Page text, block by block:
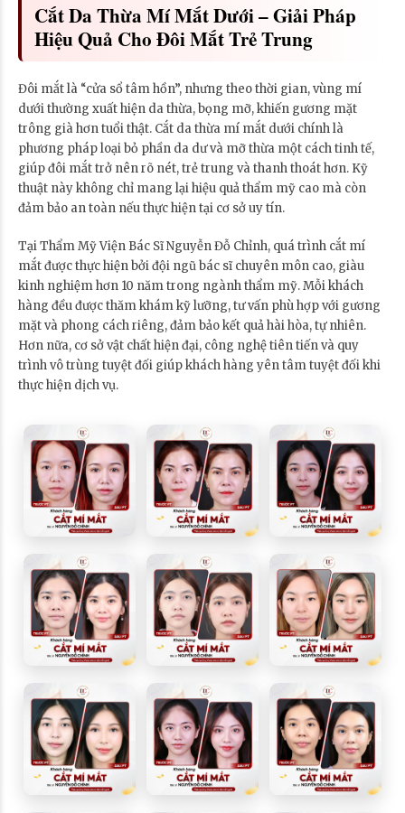
Cắt Da Thừa Mí Mắt Dưới – Giải Pháp
Hiệu Quả Cho Đôi Mắt Trẻ Trung
Đôi mắt là “cửa sổ tâm hồn”, nhưng theo thời gian, vùng mí
dưới thường xuất hiện da thừa, bọng mỡ, khiến gương mặt
trông già hơn tuổi thật. Cắt da thừa mí mắt dưới chính là
phương pháp loại bỏ phần da dư và mỡ thừa một cách tinh tế,
giúp đôi mắt trở nên rõ nét, trẻ trung và thanh thoát hơn. Kỹ
thuật này không chỉ mang lại hiệu quả thẩm mỹ cao mà còn
đảm bảo an toàn nếu thực hiện tại cơ sở uy tín.
Tại Thẩm Mỹ Viện Bác Sĩ Nguyễn Đỗ Chỉnh, quá trình cắt mí
mắt được thực hiện bởi đội ngũ bác sĩ chuyên môn cao, giàu
kinh nghiệm hơn 10 năm trong ngành thẩm mỹ. Mỗi khách
hàng đều được thăm khám kỹ lưỡng, tư vấn phù hợp với gương
mặt và phong cách riêng, đảm bảo kết quả hài hòa, tự nhiên.
Hơn nữa, cơ sở vật chất hiện đại, công nghệ tiên tiến và quy
trình vô trùng tuyệt đối giúp khách hàng yên tâm tuyệt đối khi
thực hiện dịch vụ.